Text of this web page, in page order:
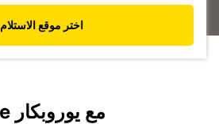
اختر موقع الاستلام
اكتشف Athlone مع يوروبكار